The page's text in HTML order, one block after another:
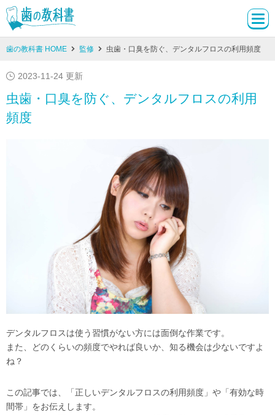
歯の教科書 HOME 監修 虫歯・口臭を防ぐ、デンタルフロスの利用頻度
2023-11-24 更新
虫歯・口臭を防ぐ、デンタルフロスの利用
頻度
デンタルフロスは使う習慣がない方には面倒な作業です。
また、どのくらいの頻度でやれば良いか、知る機会は少ないですよ
ね？
この記事では、「正しいデンタルフロスの利用頻度」や「有効な時
間帯」をお伝えします。